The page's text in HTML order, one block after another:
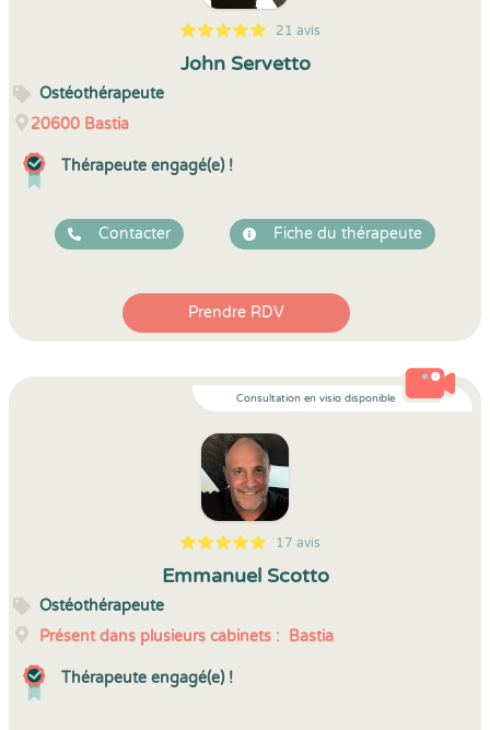
5
1
5
21 21 avis
John Servetto
Ostéothérapeute
20600 Bastia
Thérapeute engagé(e) !
Contacter Fiche du thérapeute
Prendre RDV
Consultation en visio disponible
5
1
5
17 17 avis
Emmanuel Scotto
Ostéothérapeute
Présent dans plusieurs cabinets : Bastia
Thérapeute engagé(e) !